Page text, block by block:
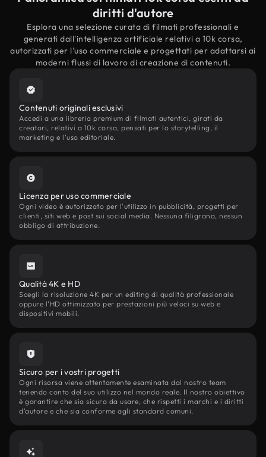
diritti d'autore
Esplora una selezione curata di filmati professionali e
generati dall'intelligenza artificiale relativi a 10k corsa,
autorizzati per l'uso commerciale e progettati per adattarsi ai
moderni flussi di lavoro di creazione di contenuti.
Contenuti originali esclusivi
Accedi a una libreria premium di filmati autentici, girati da
creatori, relativi a 10k corsa, pensati per lo storytelling, il
marketing e l'uso editoriale.
Licenza per uso commerciale
Ogni video è autorizzato per l'utilizzo in pubblicità, progetti per
clienti, siti web e post sui social media. Nessuna filigrana, nessun
obbligo di attribuzione.
Qualità 4K e HD
Scegli la risoluzione 4K per un editing di qualità professionale
oppure l'HD ottimizzato per prestazioni più veloci su web e
dispositivi mobili.
Sicuro per i vostri progetti
Ogni risorsa viene attentamente esaminata dal nostro team
tenendo conto del suo utilizzo nel mondo reale. Il nostro obiettivo
è garantire che sia sicura da usare, che rispetti i marchi e i diritti
d'autore e che sia conforme agli standard comuni.